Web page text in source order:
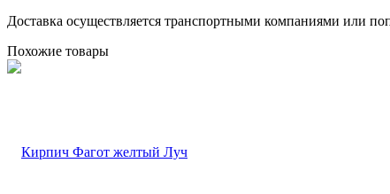
Доставка осуществляется транспортными компаниями или
Похожие товары